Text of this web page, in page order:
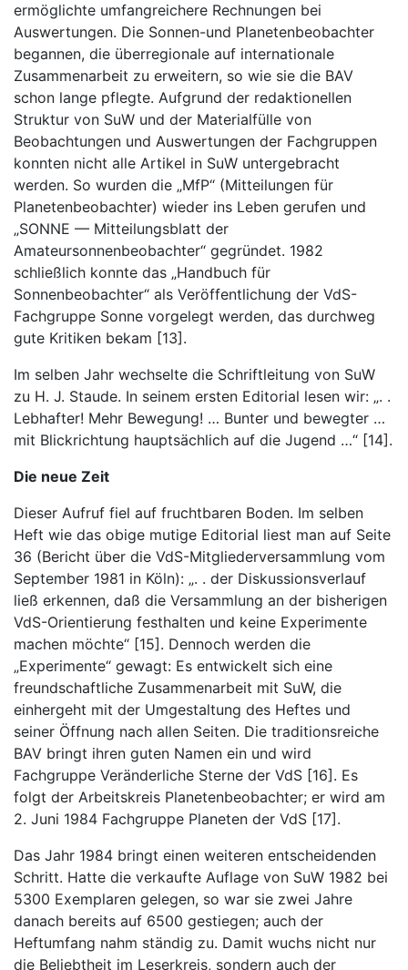
ermöglichte umfangreichere Rechnungen bei
Auswertungen. Die Sonnen-und Planetenbeobachter
begannen, die überregionale auf internationale
Zusammenarbeit zu erweitern, so wie sie die BAV
schon lange pflegte. Aufgrund der redaktionellen
Struktur von SuW und der Materialfülle von
Beobachtungen und Auswertungen der Fachgruppen
konnten nicht alle Artikel in SuW untergebracht
werden. So wurden die „MfP“ (Mitteilungen für
Planetenbeobachter) wieder ins Leben gerufen und
„SONNE — Mitteilungsblatt der
Amateursonnenbeobachter“ gegründet. 1982
schließlich konnte das „Handbuch für
Sonnenbeobachter“ als Veröffentlichung der VdS-
Fachgruppe Sonne vorgelegt werden, das durchweg
gute Kritiken bekam [13].
Im selben Jahr wechselte die Schriftleitung von SuW
zu H. J. Staude. In seinem ersten Editorial lesen wir: „. .
Lebhafter! Mehr Bewegung! … Bunter und bewegter …
mit Blickrichtung hauptsächlich auf die Jugend …“ [14].
Die neue Zeit
Dieser Aufruf fiel auf fruchtbaren Boden. Im selben
Heft wie das obige mutige Editorial liest man auf Seite
36 (Bericht über die VdS-Mitgliederversammlung vom
September 1981 in Köln): „. . der Diskussionsverlauf
ließ erkennen, daß die Versammlung an der bisherigen
VdS-Orientierung festhalten und keine Experimente
machen möchte“ [15]. Dennoch werden die
„Experimente“ gewagt: Es entwickelt sich eine
freundschaftliche Zusammenarbeit mit SuW, die
einhergeht mit der Umgestaltung des Heftes und
seiner Öffnung nach allen Seiten. Die traditionsreiche
BAV bringt ihren guten Namen ein und wird
Fachgruppe Veränderliche Sterne der VdS [16]. Es
folgt der Arbeitskreis Planetenbeobachter; er wird am
2. Juni 1984 Fachgruppe Planeten der VdS [17].
Das Jahr 1984 bringt einen weiteren entscheidenden
Schritt. Hatte die verkaufte Auflage von SuW 1982 bei
5300 Exemplaren gelegen, so war sie zwei Jahre
danach bereits auf 6500 gestiegen; auch der
Heftumfang nahm ständig zu. Damit wuchs nicht nur
die Beliebtheit im Leserkreis, sondern auch der